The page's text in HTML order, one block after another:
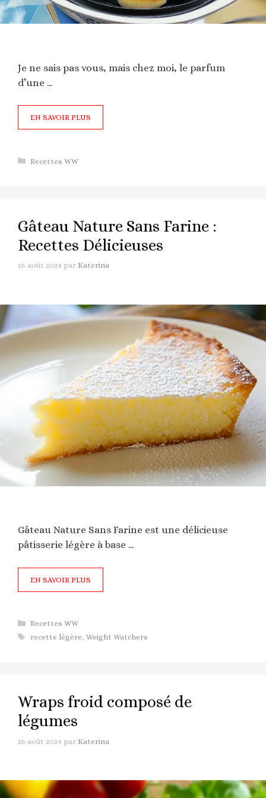
Je ne sais pas vous, mais chez moi, le parfum
d’une …
EN SAVOIR PLUS
Catégories
Recettes WW
Gâteau Nature Sans Farine :
Recettes Délicieuses
26 août 2024 par Katerina
Gâteau Nature Sans Farine est une délicieuse
pâtisserie légère à base …
EN SAVOIR PLUS
Catégories
Recettes WW
Étiquettes
recette légère, Weight Watchers
Wraps froid composé de
légumes
26 août 2024 par Katerina